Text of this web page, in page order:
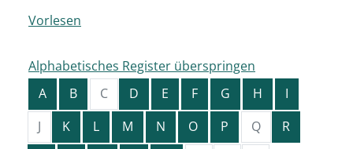
Vorlesen
Alphabetisches Register überspringen
A
B C D E F G H
I
J
K L M N O P Q
R